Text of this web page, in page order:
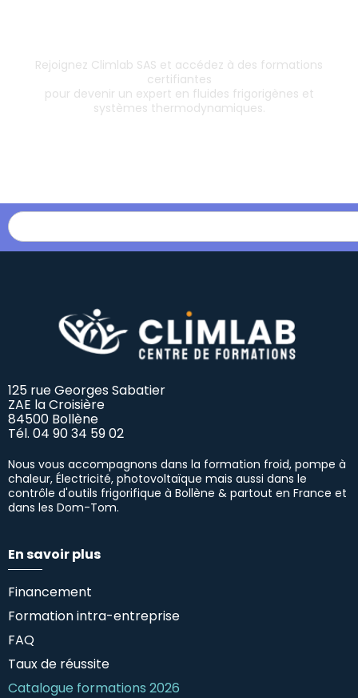
Rejoignez Climlab SAS et accédez à des formations
certifiantes
pour devenir un expert en fluides frigorigènes et
systèmes thermodynamiques.
125 rue Georges Sabatier
ZAE la Croisière
84500 Bollène
Tél. 04 90 34 59 02
Nous vous accompagnons dans la formation froid, pompe à
chaleur, Électricité, photovoltaïque mais aussi dans le
contrôle d'outils frigorifique à Bollène & partout en France et
dans les Dom-Tom.
En savoir plus
Financement
Formation intra-entreprise
FAQ
Taux de réussite
Catalogue formations 2026